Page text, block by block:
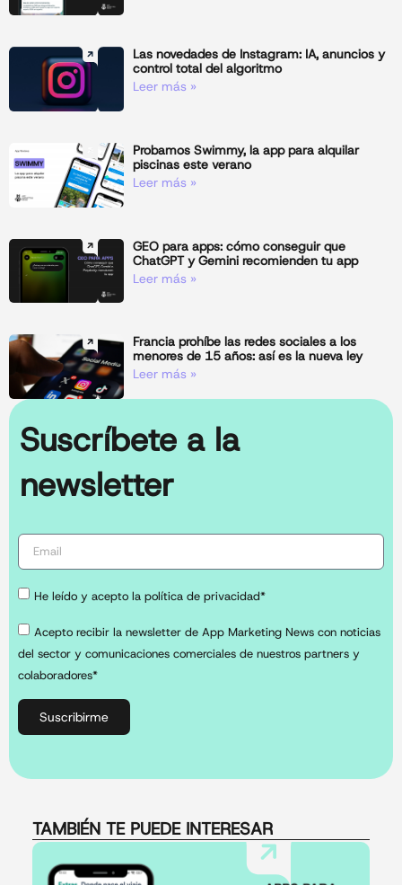
Las novedades de Instagram: IA, anuncios y
control total del algoritmo
Leer más »
Probamos Swimmy, la app para alquilar
piscinas este verano
Leer más »
GEO para apps: cómo conseguir que
ChatGPT y Gemini recomienden tu app
Leer más »
Francia prohíbe las redes sociales a los
menores de 15 años: así es la nueva ley
Leer más »
Suscríbete a la
newsletter
He leído y acepto la política de privacidad*
Acepto recibir la newsletter de App Marketing News con noticias
del sector y comunicaciones comerciales de nuestros partners y
colaboradores*
Suscribirme
TAMBIÉN TE PUEDE INTERESAR